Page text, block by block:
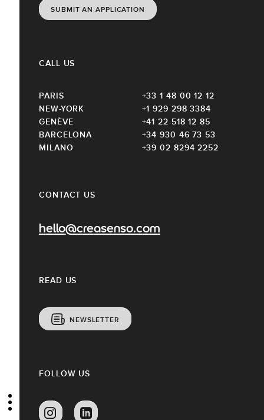
CONTACT US
hello@creasenso.com
SUBMIT AN APPLICATION
READ US
NEWSLETTER
CALL US
PARIS
+33 1 48 00 12 12
NEW-YORK
+1 929 298 3384
GENÈVE
+41 22 518 12 85
BARCELONA
+34 930 46 73 53
MILANO
+39 02 8294 2252
FOLLOW US